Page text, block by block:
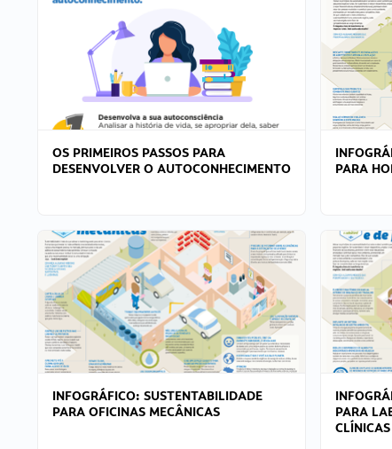
OS PRIMEIROS PASSOS PARA
DESENVOLVER O AUTOCONHECIMENTO
PARA
INFOGRÁFICO: SUSTENTABILIDADE
PARA OFICINAS MECÂNICAS
PARA